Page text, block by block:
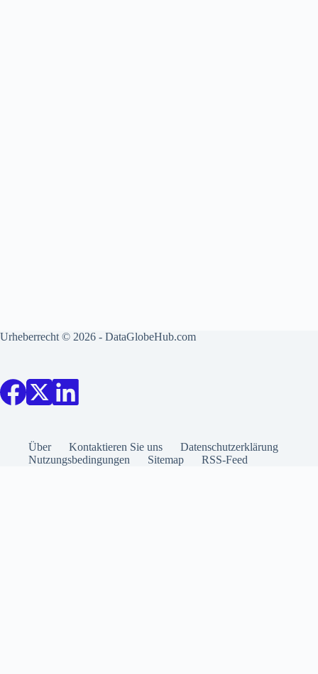
Urheberrecht © 2026 - DataGlobeHub.com
Über Kontaktieren Sie uns
Datenschutzerklärung
Nutzungsbedingungen
Sitemap RSS-Feed